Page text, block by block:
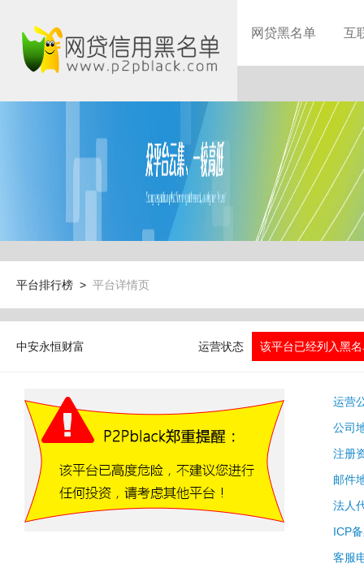
网贷黑名单 互
平台排行榜 > 平台详情页
中安永恒财富 运营状态 该平台已经列入黑
运营
公司
注册
邮件
法人
ICP
客服